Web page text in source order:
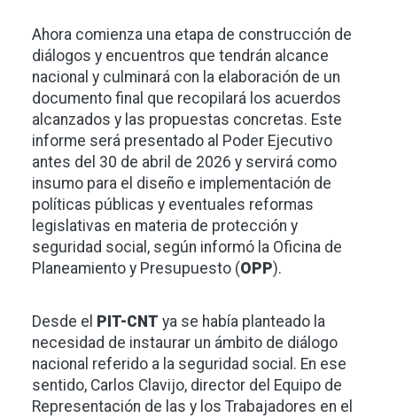
Ahora comienza una etapa de construcción de
diálogos y encuentros que tendrán alcance
nacional y culminará con la elaboración de un
documento final que recopilará los acuerdos
alcanzados y las propuestas concretas. Este
informe será presentado al Poder Ejecutivo
antes del 30 de abril de 2026 y servirá como
insumo para el diseño e implementación de
políticas públicas y eventuales reformas
legislativas en materia de protección y
seguridad social, según informó la Oficina de
Planeamiento y Presupuesto (OPP).
Desde el PIT-CNT ya se había planteado la
necesidad de instaurar un ámbito de diálogo
nacional referido a la seguridad social. En ese
sentido, Carlos Clavijo, director del Equipo de
Representación de las y los Trabajadores en el